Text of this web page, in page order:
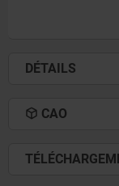
DÉTAILS
CAO